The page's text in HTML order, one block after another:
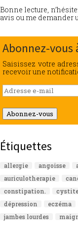
Bonne lecture,
avis ou me demander
Abonnez-vous
Saisissez votre
recevoir une
Adresse
e-
mail
Abonnez-vous
Étiquettes
allergie angoisse
auriculotherapie
constipation.
dépression
eczéma
jambes lourdes